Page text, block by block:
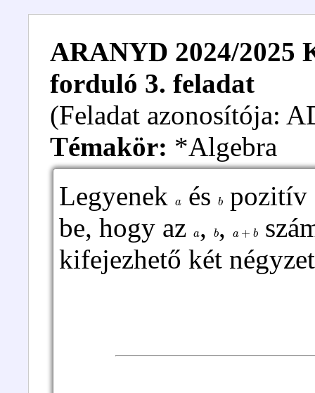
ARANYD 2024/2025
forduló 3. feladat
(Feladat azonosítója:
Témakör: *Algebra
Legyenek és bpozitív
be, hogy az , b, b
kifejezhető két